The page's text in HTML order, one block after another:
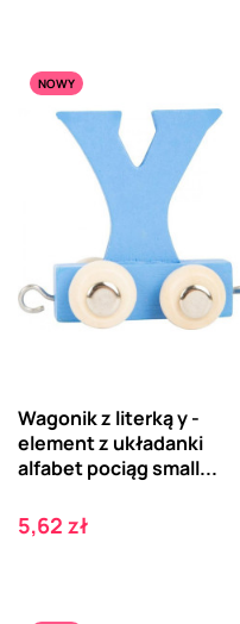
NOWY
Wagonik z literką y -
element z układanki
alfabet pociąg small...
Cena
5,62 zł